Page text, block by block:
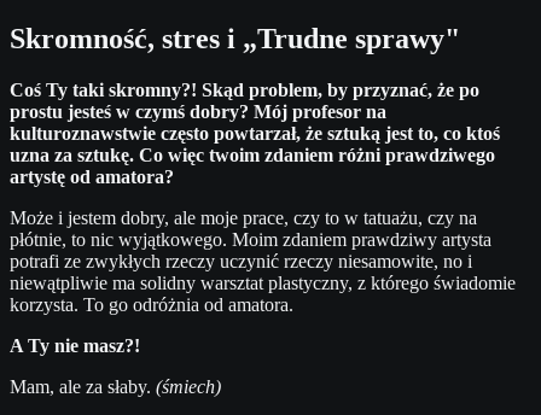
Skromność, stres i „Trudne sprawy"
Coś Ty taki skromny?! Skąd problem, by przyznać, że po
prostu jesteś w czymś dobry? Mój profesor na
kulturoznawstwie często powtarzał, że sztuką jest to, co ktoś
uzna za sztukę. Co więc twoim zdaniem różni prawdziwego
artystę od amatora?
Może i jestem dobry, ale moje prace, czy to w tatuażu, czy na
płótnie, to nic wyjątkowego. Moim zdaniem prawdziwy artysta
potrafi ze zwykłych rzeczy uczynić rzeczy niesamowite, no i
niewątpliwie ma solidny warsztat plastyczny, z którego świadomie
korzysta. To go odróżnia od amatora.
A Ty nie masz?!
Mam, ale za słaby. (śmiech)